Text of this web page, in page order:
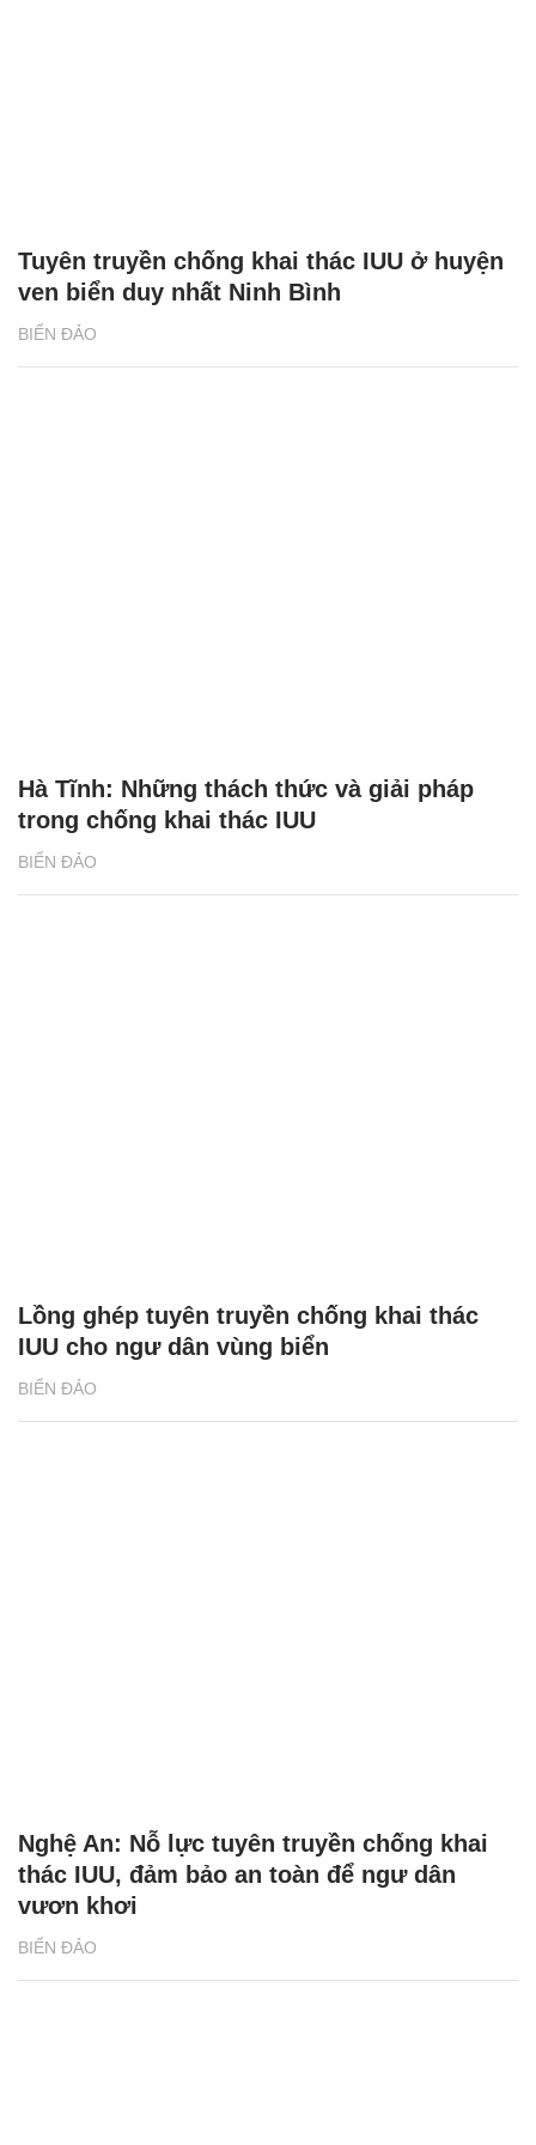
BIỂN ĐẢO
Tuyên truyền chống khai thác IUU ở huyện
ven biển duy nhất Ninh Bình
BIỂN ĐẢO
Hà Tĩnh: Những thách thức và giải pháp
trong chống khai thác IUU
BIỂN ĐẢO
Lồng ghép tuyên truyền chống khai thác
IUU cho ngư dân vùng biển
BIỂN ĐẢO
Nghệ An: Nỗ lực tuyên truyền chống khai
thác IUU, đảm bảo an toàn để ngư dân
vươn khơi